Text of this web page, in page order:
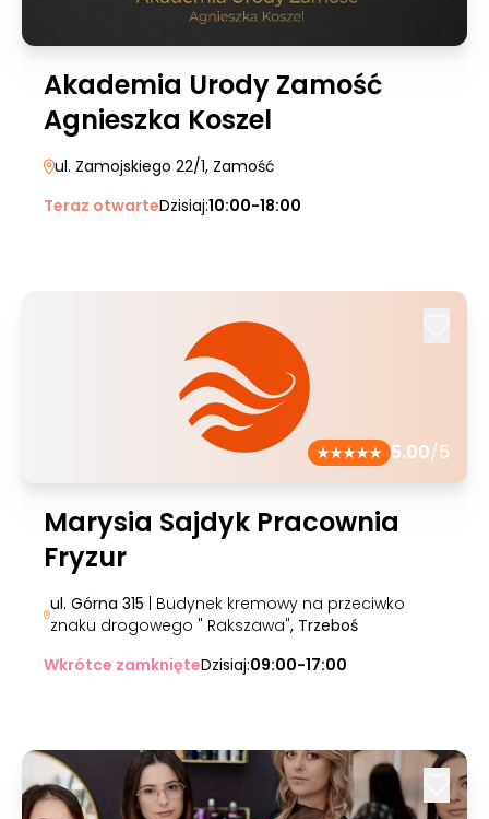
Akademia Urody Zamość
Agnieszka Koszel
ul. Zamojskiego 22/1, Zamość
Teraz otwarteDzisiaj:10:00-18:00
5.00/5
Marysia Sajdyk Pracownia
Fryzur
ul. Górna 315 | Budynek kremowy na przeciwko
znaku drogowego " Rakszawa", Trzeboś
Wkrótce zamknięteDzisiaj:09:00-17:00